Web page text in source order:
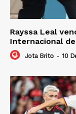
Rayssa Leal
Internacional
Jota Brito - 10